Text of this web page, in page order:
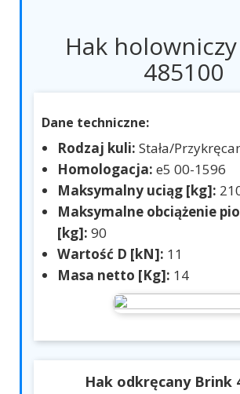
Hak
485100
Dane techniczne:
Rodzaj kuli: Stała/
Homologacja: e5 00-1596
Maksymalny uciąg [kg]:
Maksymalne obciążenie
[kg]: 90
Wartość D [kN]: 11
Masa netto [Kg]: 14
Hak odkręcany Brink